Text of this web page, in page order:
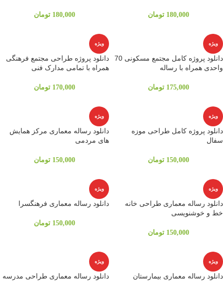
180,000 تومان 180,000 تومان
ویژه
دانلود پروژه کامل مجتمع مسکونی 70
واحدی همراه با رساله
175,000 تومان
ویژه
دانلود پروژه طراحی مجتمع فرهنگی
همراه با تمامی مدارک فنی
170,000 تومان
ویژه
دانلود پروژه کامل طراحی موزه
سفال
150,000 تومان
ویژه
دانلود رساله معماری مرکز همایش
های مردمی
150,000 تومان
ویژه
دانلود رساله معماری طراحی خانه
خط و خوشنویسی
150,000 تومان
ویژه
دانلود رساله معماری فرهنگسرا
150,000 تومان
ویژه
دانلود رساله معماری بیمارستان
ویژه
دانلود رساله معماری طراحی مدرسه